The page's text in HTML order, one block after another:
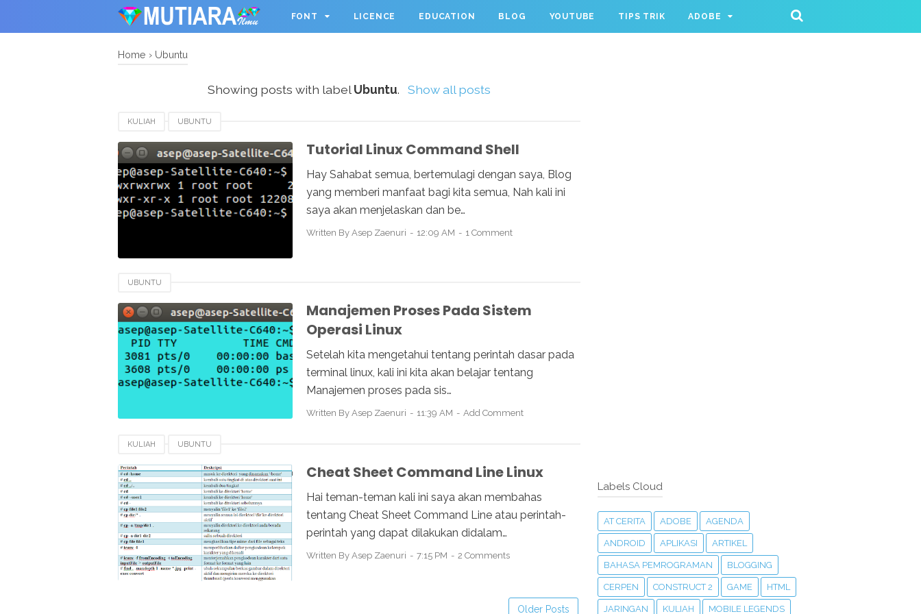
FONT LICENCE EDUCATION BLOG YOUTUBE TIPS TRIK ADOBE
OTHER
Home › Ubuntu
Showing posts with labelUbuntu. Show all posts
KULIAH UBUNTU
Tutorial Linux Command Shell
Hay Sahabat semua, bertemulagi dengan saya, Blog
yang memberi manfaat bagi kita semua, Nah kali ini
saya akan menjelaskan dan be…
Written By Asep Zaenuri 12:09 AM 1 Comment
UBUNTU
Manajemen Proses Pada Sistem
Operasi Linux
Setelah kita mengetahui tentang perintah dasar pada
terminal linux, kali ini kita akan belajar tentang
Manajemen proses pada sis…
Written By Asep Zaenuri 11:39 AM Add Comment
KULIAH UBUNTU
Cheat Sheet Command Line Linux
Hai teman-teman kali ini saya akan membahas
tentang Cheat Sheet Command Line atau perintah-
perintah yang dapat dilakukan didalam…
Written By Asep Zaenuri 7:15 PM 2 Comments
Older Posts
Labels Cloud
AT CERITA ADOBE AGENDA
ANDROID APLIKASI ARTIKEL
BAHASA PEMROGRAMAN BLOGGING
CERPEN CONSTRUCT 2 GAME HTML
JARINGAN KULIAH MOBILE LEGENDS